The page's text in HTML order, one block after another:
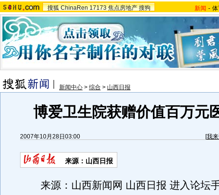
搜狐 ChinaRen 17173 焦点房地产 搜狗 新闻 -
新闻中心 > 综合 > 山西日报
博爱卫生院获赠价值百万元
2007年10月28日03:00 [我
来源：山西日报
来源：山西新闻网 山西日报 进入论坛